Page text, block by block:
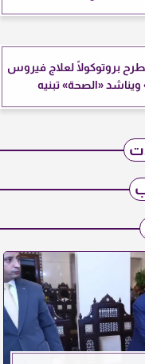
بروتوكولًا لعلاج فيروس
ويناشد «الصحة» تبنيه